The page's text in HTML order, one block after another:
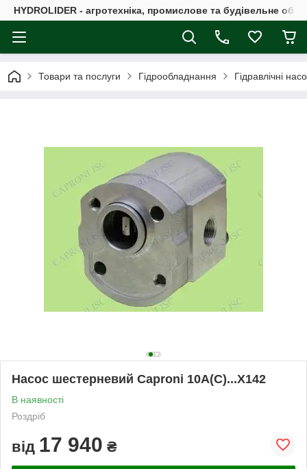
HYDROLIDER - агротехніка, промислове та будівельне
Товари та послуги Гідрообладнання Гідравлічні
Насос шестерневий Caproni 10A(C)...X142
В наявності
Роздріб
від 17 940 ₴